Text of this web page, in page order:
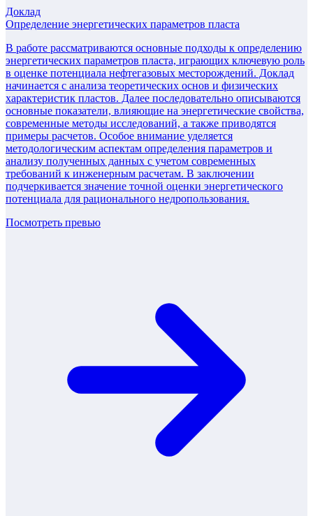
Доклад
Определение энергетических параметров пласта
В работе рассматриваются основные подходы к определению
энергетических параметров пласта, играющих ключевую роль
в оценке потенциала нефтегазовых месторождений. Доклад
начинается с анализа теоретических основ и физических
характеристик пластов. Далее последовательно описываются
основные показатели, влияющие на энергетические свойства,
современные методы исследований, а также приводятся
примеры расчетов. Особое внимание уделяется
методологическим аспектам определения параметров и
анализу полученных данных с учетом современных
требований к инженерным расчетам. В заключении
подчеркивается значение точной оценки энергетического
потенциала для рационального недропользования.
Посмотреть превью